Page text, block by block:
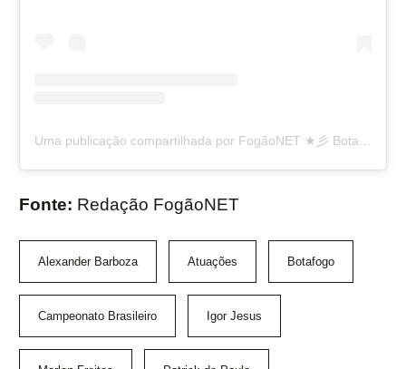
Uma publicação compartilhada por FogãoNET ★彡 Botafogo 👨🏽‍💻🔥 (@fogaonet)
Fonte: Redação FogãoNET
Alexander Barboza Atuações Botafogo
Campeonato Brasileiro Igor Jesus